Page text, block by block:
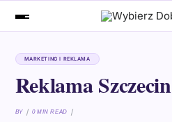
MARKETING I REKLAMA
Reklama Szczecin
BY 0 MIN READ